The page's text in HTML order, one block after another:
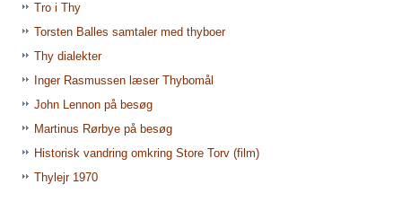
Tro i Thy
Torsten Balles samtaler med thyboer
Thy dialekter
Inger Rasmussen læser Thybomål
John Lennon på besøg
Martinus Rørbye på besøg
Historisk vandring omkring Store Torv (film)
Thylejr 1970